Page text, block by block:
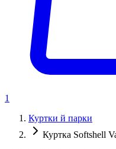
1
Куртки й парки
Куртка Softshell